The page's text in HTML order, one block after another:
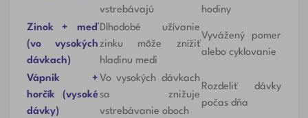
vstrebávajú
hodiny
Zinok + meď
(vo vysokých
dávkach)
Dlhodobé užívanie
zinku môže znížiť
hladinu medi
Vyvážený pomer
alebo cyklovanie
Vápnik +
horčík (vysoké
dávky)
Vo vysokých dávkach
sa znižuje
vstrebávanie oboch
Rozdeliť dávky
počas dňa